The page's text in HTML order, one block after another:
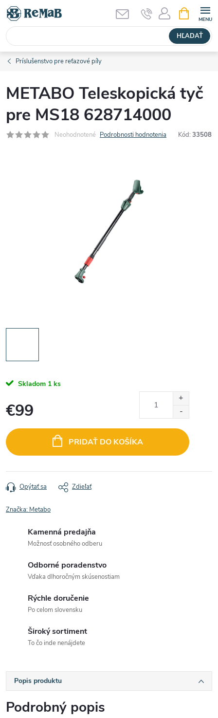
Prejsť
obsah
HĽADAŤ
KOŠÍK
Príslušenstvo pre reťazové píly
METABO Teleskopická tyč
pre MS18 628714000
Neohodnotené Podrobnosti hodnotenia Kód: 33508
Skladom 1 ks
€99
cena:
PRIDAŤ DO KOŠÍKA
Opýtať sa Zdieľať
Značka: Metabo
Kamenná predajňa
Možnosť osobného odberu
Odborné poradenstvo
Vďaka dlhoročným skúsenostiam
Rýchle doručenie
Po celom slovensku
Široký sortiment
To čo inde nenájdete
Popis produktu
Podrobný popis